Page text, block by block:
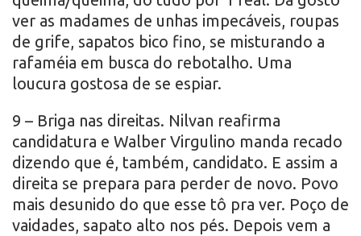
ver as madames de unhas impecáveis, roupas
de grife, sapatos bico fino, se misturando a
rafaméia em busca do rebotalho. Uma
loucura gostosa de se espiar.
9 – Briga nas direitas. Nilvan reafirma
candidatura e Walber Virgulino manda recado
dizendo que é, também, candidato. E assim a
direita se prepara para perder de novo. Povo
mais desunido do que esse tô pra ver. Poço de
vaidades, sapato alto nos pés. Depois vem a